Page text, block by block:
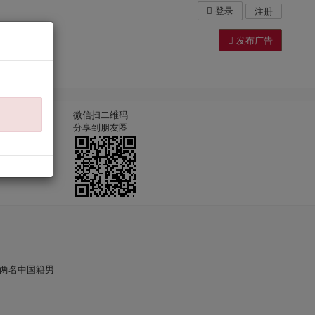
登录 注册
发布广告
微信扫二维码
分享到朋友圈
名中国籍男